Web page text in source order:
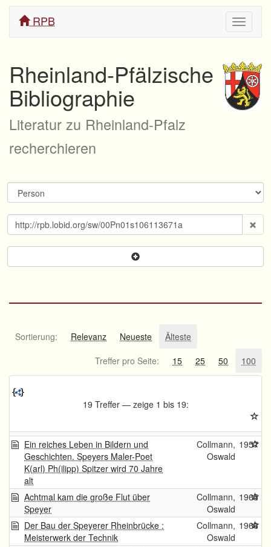
ein/
RPB
Rheinland-Pfälzische
Bibliographie
Literatur zu Rheinland-Pfalz
recherchieren
Sortierung: Relevanz Neueste
Älteste
Treffer pro Seite:
15 25 50 100
19 Treffer — zeige 1 bis 19:
Ein reiches Leben in Bildern und
Geschichten. Speyers Maler-Poet
K(arl) Ph(ilipp) Spitzer wird 70 Jahre
alt
Collmann,
Oswald
1957
Achtmal kam die große Flut über
Speyer
Collmann,
Oswald
1965
Der Bau der Speyerer Rheinbrücke :
Meisterwerk der Technik
Collmann,
Oswald
1966